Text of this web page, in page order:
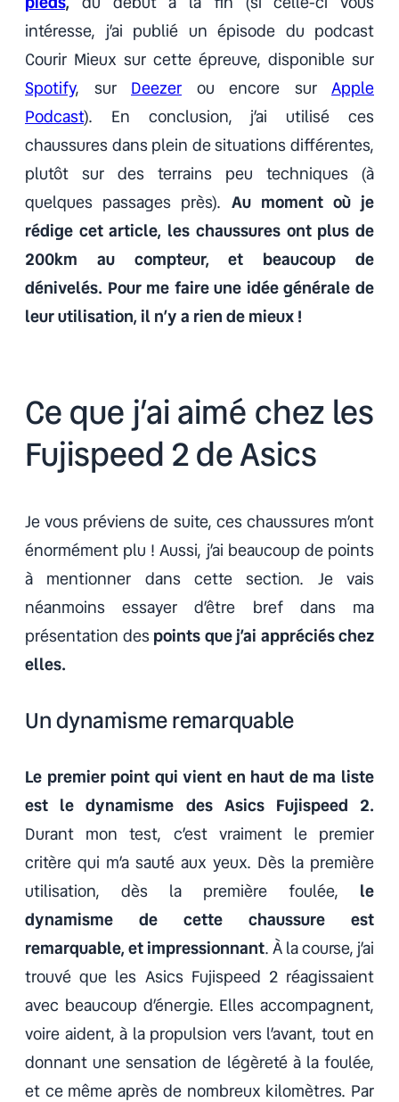
intéresse, j’ai publié un épisode du podcast
Courir Mieux sur cette épreuve, disponible sur
Spotify, sur Deezer ou encore sur Apple
Podcast). En conclusion, j’ai utilisé ces
chaussures dans plein de situations différentes,
plutôt sur des terrains peu techniques (à
quelques passages près). Au moment où je
rédige cet article, les chaussures ont plus de
200km au compteur, et beaucoup de
dénivelés. Pour me faire une idée générale de
leur utilisation, il n’y a rien de mieux !
Ce que j’ai aimé chez les
Fujispeed 2 de Asics
Je vous préviens de suite, ces chaussures m’ont
énormément plu ! Aussi, j’ai beaucoup de points
à mentionner dans cette section. Je vais
néanmoins essayer d’être bref dans ma
présentation despoints que j’ai appréciés chez
elles.
Un dynamisme remarquable
Le premier point qui vient en haut de ma liste
est le dynamisme des Asics Fujispeed 2.
Durant mon test, c’est vraiment le premier
critère qui m’a sauté aux yeux. Dès la première
utilisation, dès la première foulée, le
dynamisme de cette chaussure est
remarquable, et impressionnant. À la course, j’ai
trouvé que les Asics Fujispeed 2 réagissaient
avec beaucoup d’énergie. Elles accompagnent,
voire aident, à la propulsion vers l’avant, tout en
donnant une sensation de légèreté à la foulée,
et ce même après de nombreux kilomètres. Par